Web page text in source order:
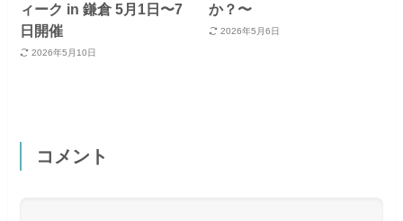
ィーク in 鎌倉 5月1日〜7
日開催
2026年5月10日
か？〜
2026年5月6日
コメント